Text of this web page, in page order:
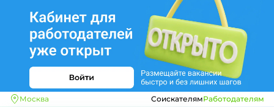
Москва СоискателямРаботодателям